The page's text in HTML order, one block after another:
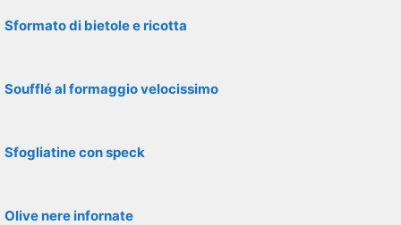
Sformato di bietole e ricotta
Soufflé al formaggio velocissimo
Sfogliatine con speck
Olive nere infornate